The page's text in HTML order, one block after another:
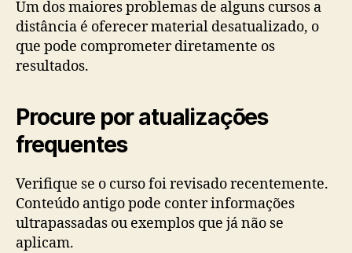
Um dos maiores problemas de alguns cursos a
distância é oferecer material desatualizado, o
que pode comprometer diretamente os
resultados.
Procure por atualizações
frequentes
Verifique se o curso foi revisado recentemente.
Conteúdo antigo pode conter informações
ultrapassadas ou exemplos que já não se
aplicam.